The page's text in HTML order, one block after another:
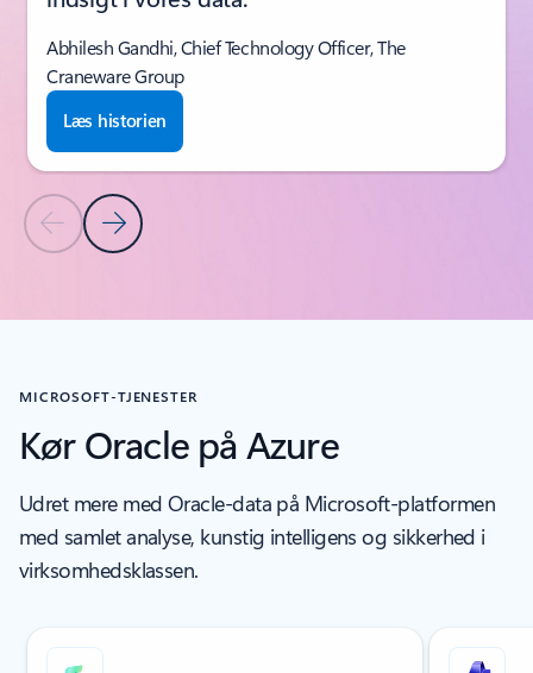
Forrige slideNæste slide
Abhilesh Gandhi, Chief Technology Officer, The
Craneware Group
Læs historien
Tilbage til sektionen KUNDEHISTORIER
MICROSOFT-TJENESTER
Kør Oracle på Azure
Udret mere med Oracle-data på Microsoft-platformen
med samlet analyse, kunstig intelligens og sikkerhed i
virksomhedsklassen.
Viser slide 1 af 8